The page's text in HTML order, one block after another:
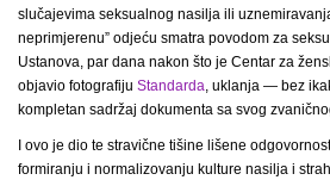
slučajevima seksualnog nasilja ili
neprimjerenu” odjeću smatra povodom za
Ustanova, par dana nakon što je Centar za
objavio fotografiju Standarda, uklanja — bez
kompletan sadržaj dokumenta sa svog
I ovo je dio te stravične tišine lišene
formiranju i normalizovanju kulture nasilja i